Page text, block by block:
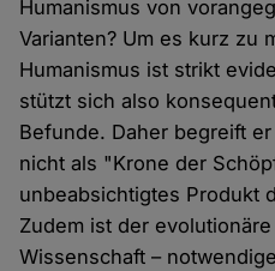
Humanismus von
Varianten? Um es kurz zu
Humanismus ist strikt
stützt sich also
Befunde. Daher begreift
nicht als "Krone der
unbeabsichtigtes Produkt
Zudem ist der
Wissenschaft –